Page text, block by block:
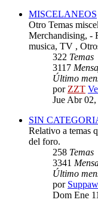
MISCELANEOS
Otro Temas
Merchandising, -
musica, TV ,
322 Temas
3117
Último
porZZT
Jue Abr
SIN
Relativo a temas
del foro.
258 Temas
3341
Último
por
Dom Ene